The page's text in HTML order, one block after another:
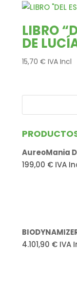
LIBRO
DE
15,70 € IVA Incl
AureoMania
199,00 € IVA
4.101,90 € IVA